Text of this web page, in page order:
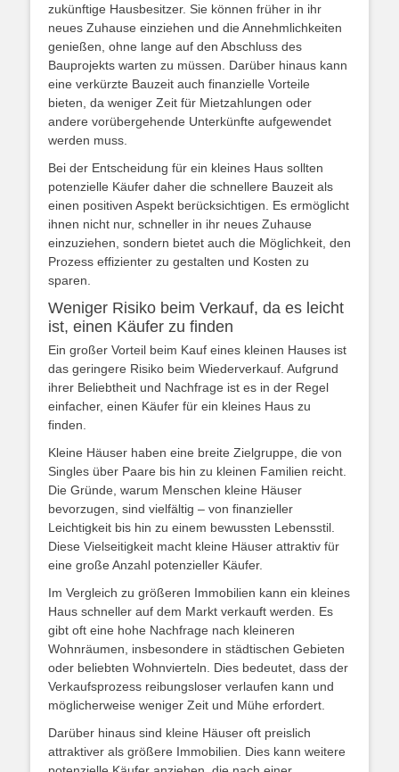
zukünftige Hausbesitzer. Sie können früher in ihr
neues Zuhause einziehen und die Annehmlichkeiten
genießen, ohne lange auf den Abschluss des
Bauprojekts warten zu müssen. Darüber hinaus kann
eine verkürzte Bauzeit auch finanzielle Vorteile
bieten, da weniger Zeit für Mietzahlungen oder
andere vorübergehende Unterkünfte aufgewendet
werden muss.
Bei der Entscheidung für ein kleines Haus sollten
potenzielle Käufer daher die schnellere Bauzeit als
einen positiven Aspekt berücksichtigen. Es ermöglicht
ihnen nicht nur, schneller in ihr neues Zuhause
einzuziehen, sondern bietet auch die Möglichkeit, den
Prozess effizienter zu gestalten und Kosten zu
sparen.
Weniger Risiko beim Verkauf, da es leicht
ist, einen Käufer zu finden
Ein großer Vorteil beim Kauf eines kleinen Hauses ist
das geringere Risiko beim Wiederverkauf. Aufgrund
ihrer Beliebtheit und Nachfrage ist es in der Regel
einfacher, einen Käufer für ein kleines Haus zu
finden.
Kleine Häuser haben eine breite Zielgruppe, die von
Singles über Paare bis hin zu kleinen Familien reicht.
Die Gründe, warum Menschen kleine Häuser
bevorzugen, sind vielfältig – von finanzieller
Leichtigkeit bis hin zu einem bewussten Lebensstil.
Diese Vielseitigkeit macht kleine Häuser attraktiv für
eine große Anzahl potenzieller Käufer.
Im Vergleich zu größeren Immobilien kann ein kleines
Haus schneller auf dem Markt verkauft werden. Es
gibt oft eine hohe Nachfrage nach kleineren
Wohnräumen, insbesondere in städtischen Gebieten
oder beliebten Wohnvierteln. Dies bedeutet, dass der
Verkaufsprozess reibungsloser verlaufen kann und
möglicherweise weniger Zeit und Mühe erfordert.
Darüber hinaus sind kleine Häuser oft preislich
attraktiver als größere Immobilien. Dies kann weitere